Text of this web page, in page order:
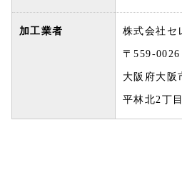
加工業者 株式会社セ
〒559-0026
大阪府大阪
平林北2丁